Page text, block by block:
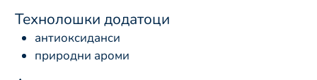
Технолошки додатоци
антиоксиданси
природни ароми